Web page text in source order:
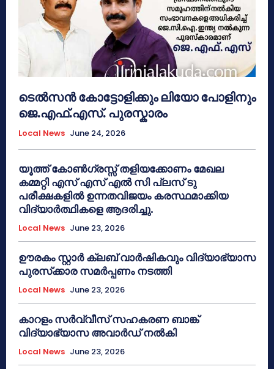
ടെൽസൻ കോട്ടോളിക്കും ലിയോ പോളിനും
ജെ.എഫ്.എസ്. പുരസ്കാരം
Local News June 24, 2026
യൂത്ത് കോൺഗ്രസ്സ് തളിയക്കോണം മേഖല
കമ്മറ്റി എസ് എസ് എൽ സി പ്ലസ് ടു
പരീക്ഷകളിൽ ഉന്നതവിജയം കരസ്ഥമാക്കിയ
വിദ്യാർത്ഥികളെ ആദരിച്ചു.
Local News June 23, 2026
ഊരകം സ്റ്റാർ ക്ലബ് വാർഷികവും വിദ്യാഭ്യാസ
പുരസ്‌ക്കാര സമർപ്പണം നടത്തി
Local News June 23, 2026
കാറളം സർവ്വീസ് സഹകരണ ബാങ്ക്
വിദ്യാഭ്യാസ അവാർഡ് നൽകി
Local News June 23, 2026